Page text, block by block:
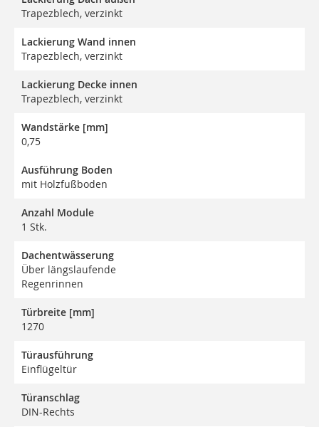
Trapezblech, verzinkt
Lackierung Wand innen
Trapezblech, verzinkt
Lackierung Decke innen
Trapezblech, verzinkt
Wandstärke [mm]
0,75
Ausführung Boden
mit Holzfußboden
Anzahl Module
1 Stk.
Dachentwässerung
Über längslaufende
Regenrinnen
Türbreite [mm]
1270
Türausführung
Einflügeltür
Türanschlag
DIN-Rechts